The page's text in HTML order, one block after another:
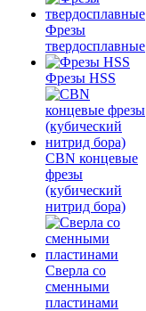
Фрезы
твердосплавные
Фрезы HSS
CBN концевые
фрезы
(кубический
нитрид бора)
Сверла со
сменными
пластинами